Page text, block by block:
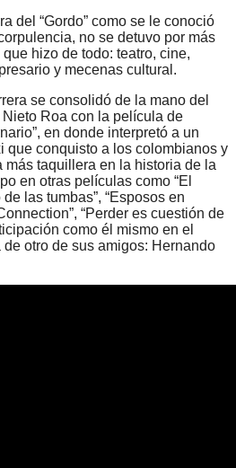
del “Gordo” como se le conoció
no se detuvo por más
hizo de todo: teatro, cine,
y mecenas cultural.
se consolidó de la mano del
Roa con la película de
en donde interpretó a un
que conquisto a los colombianos y
taquillera en la historia de la
en otras películas como “El
de las tumbas”, “Esposos en
“Perder es cuestión de
como él mismo en el
otro de sus amigos: Hernando